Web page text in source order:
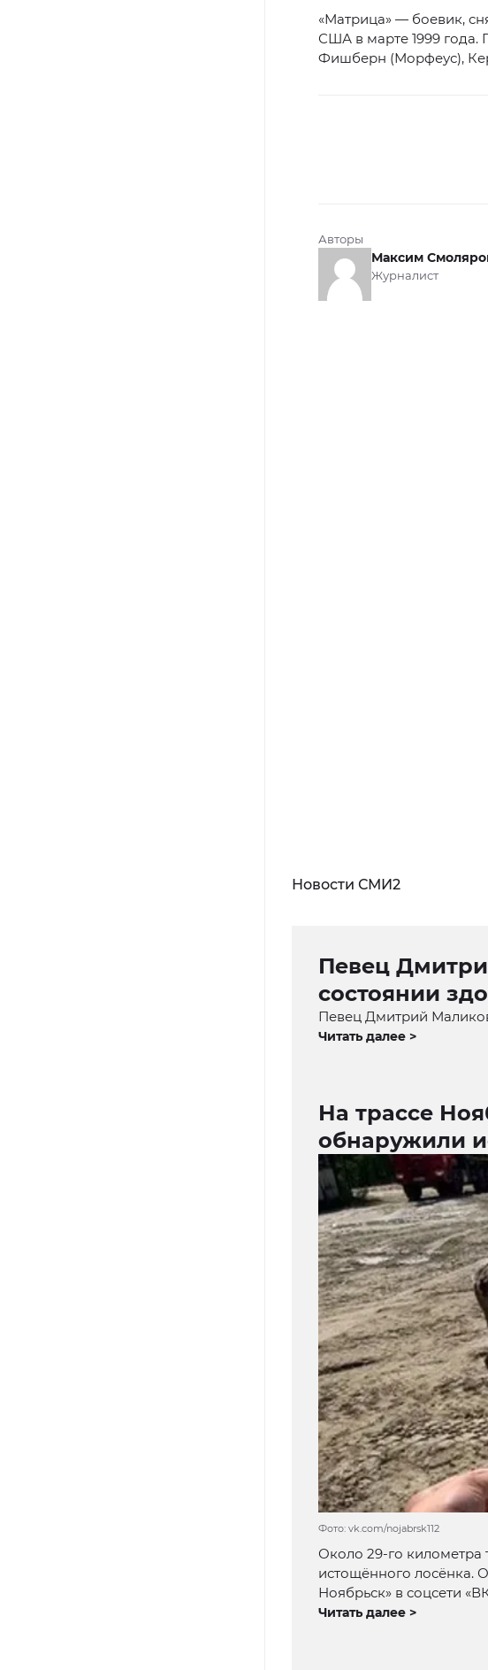
«Матрица» — боевик,
США в марте 1999 года.
Фишберн (Морфеус),
Авторы
Максим
Журналист
Новости СМИ2
Певец
состоянии
Певец Дмитрий
Читать далее >
На трассе
обнаружили
Фото: vk.com/nojabrsk112
Около 29-го
истощённого лосёнка.
Ноябрьск» в соцсети
Читать далее >